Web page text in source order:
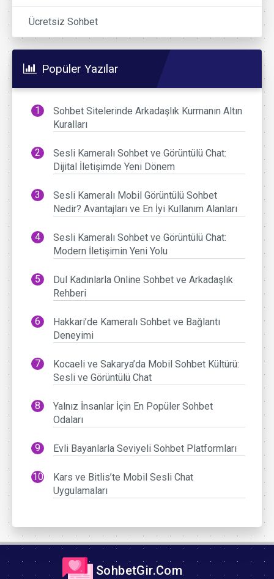
Ücretsiz Sohbet
Popüler Yazılar
Sohbet Sitelerinde Arkadaşlık Kurmanın Altın
Kuralları
Sesli Kameralı Sohbet ve Görüntülü Chat:
Dijital İletişimde Yeni Dönem
Sesli Kameralı Mobil Görüntülü Sohbet
Nedir? Avantajları ve En İyi Kullanım Alanları
Sesli Kameralı Sohbet ve Görüntülü Chat:
Modern İletişimin Yeni Yolu
Dul Kadınlarla Online Sohbet ve Arkadaşlık
Rehberi
Hakkari’de Kameralı Sohbet ve Bağlantı
Deneyimi
Kocaeli ve Sakarya’da Mobil Sohbet Kültürü:
Sesli ve Görüntülü Chat
Yalnız İnsanlar İçin En Popüler Sohbet
Odaları
Evli Bayanlarla Seviyeli Sohbet Platformları
Kars ve Bitlis’te Mobil Sesli Chat
Uygulamaları
SohbetGir.Com